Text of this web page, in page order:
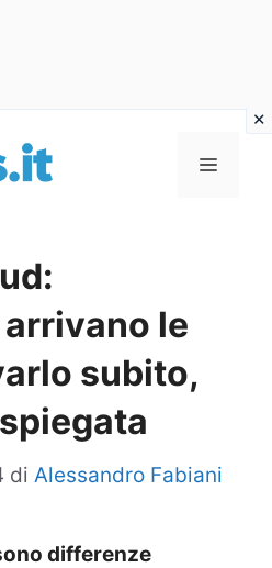
Menu
le
subito,
di Alessandro Fabiani
differenze